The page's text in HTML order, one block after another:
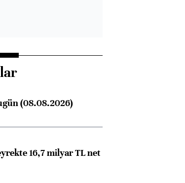
(08.08.2026)
16,7 milyar TL net